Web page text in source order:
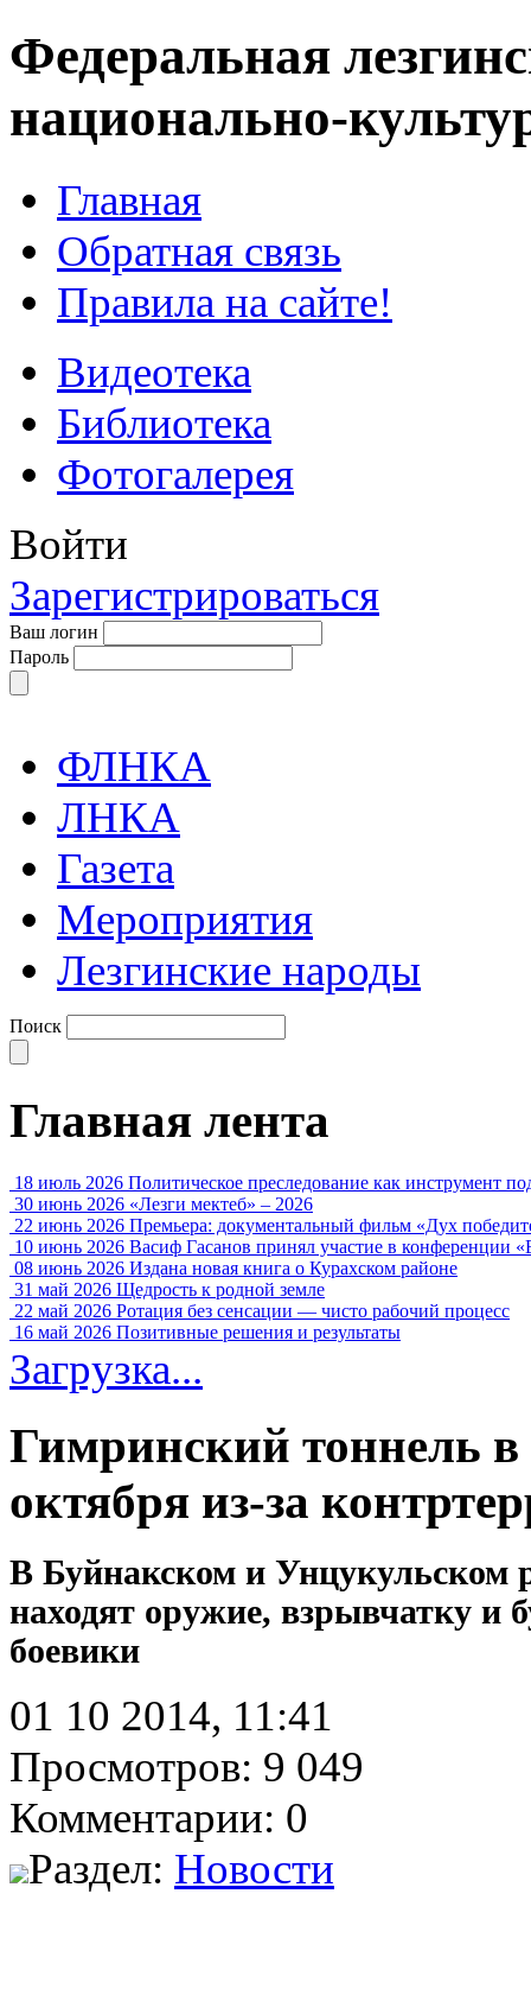
Федеральная
национально-
Главная
Обратная связь
Правила на сайте!
Видеотека
Библиотека
Фотогалерея
Войти
Зарегистрироваться
Ваш логин
Пароль
ФЛНКА
ЛНКА
Газета
Мероприятия
Лезгинские народы
Поиск
Главная лента
18 июль 2026 Политическое преследование как инструмент
30 июнь 2026 «Лезги мектеб» – 2026
22 июнь 2026 Премьера: документальный фильм «Дух
10 июнь 2026 Васиф Гасанов принял участие в конференции
08 июнь 2026 Издана новая книга о Курахском районе
31 май 2026 Щедрость к родной земле
22 май 2026 Ротация без сенсации — чисто рабочий процесс
16 май 2026 Позитивные решения и результаты
Загрузка...
Гимринский тоннель в
октября из-за
В Буйнакском и Унцукульском
находят оружие, взрывчатку и
боевики
01 10 2014, 11:41
Просмотров: 9 049
Комментарии: 0
Раздел: Новости